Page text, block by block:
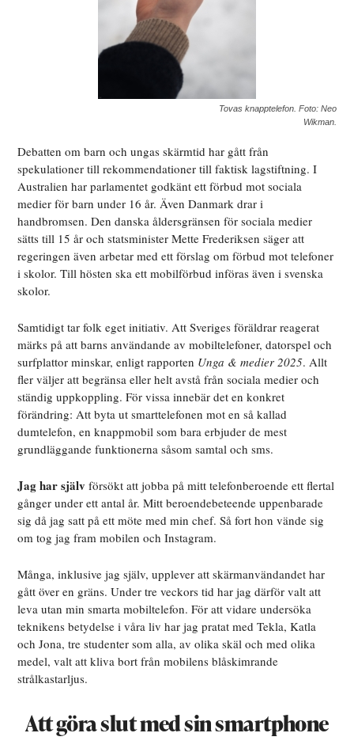
Tovas knapptelefon. Foto: Neo
Wikman.
Debatten om barn och ungas skärmtid har gått från
spekulationer till rekommendationer till faktisk lagstiftning. I
Australien har parlamentet godkänt ett förbud mot sociala
medier för barn under 16 år. Även Danmark drar i
handbromsen. Den danska åldersgränsen för sociala medier
sätts till 15 år och statsminister Mette Frederiksen säger att
regeringen även arbetar med ett förslag om förbud mot telefoner
i skolor. Till hösten ska ett mobilförbud införas även i svenska
skolor.
Samtidigt tar folk eget initiativ. Att Sveriges föräldrar reagerat
märks på att barns användande av mobiltelefoner, datorspel och
surfplattor minskar, enligt rapporten Unga & medier 2025. Allt
fler väljer att begränsa eller helt avstå från sociala medier och
ständig uppkoppling. För vissa innebär det en konkret
förändring: Att byta ut smarttelefonen mot en så kallad
dumtelefon, en knappmobil som bara erbjuder de mest
grundläggande funktionerna såsom samtal och sms.
Jag har själv försökt att jobba på mitt telefonberoende ett flertal
gånger under ett antal år. Mitt beroendebeteende uppenbarade
sig då jag satt på ett möte med min chef. Så fort hon vände sig
om tog jag fram mobilen och Instagram.
Många, inklusive jag själv, upplever att skärmanvändandet har
gått över en gräns. Under tre veckors tid har jag därför valt att
leva utan min smarta mobiltelefon. För att vidare undersöka
teknikens betydelse i våra liv har jag pratat med Tekla, Katla
och Jona, tre studenter som alla, av olika skäl och med olika
medel, valt att kliva bort från mobilens blåskimrande
strålkastarljus.
Att göra slut med sin smartphone